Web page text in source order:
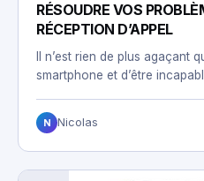
RÉSOUDRE VOS
RÉCEPTION D’APPEL
Il n’est rien de plus agaçant
smartphone et d’être
N Nicolas